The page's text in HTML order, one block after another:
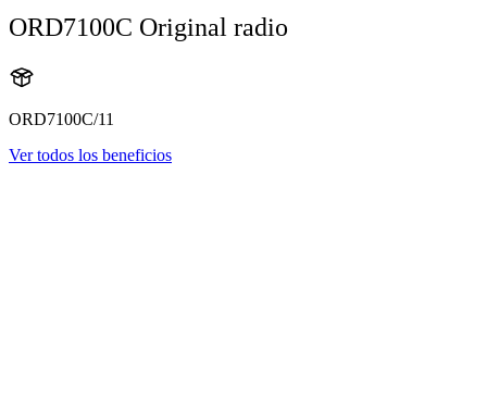
ORD7100C Original radio
ORD7100C/11
Ver todos los beneficios